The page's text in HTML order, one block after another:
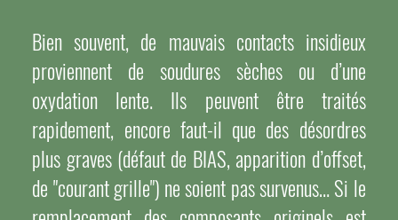
Bien souvent, de mauvais contacts insidieux
proviennent de soudures sèches ou d’une
oxydation lente. Ils peuvent être traités
rapidement, encore faut-il que des désordres
plus graves (défaut de BIAS, apparition d’offset,
de "courant grille") ne soient pas survenus… Si le